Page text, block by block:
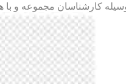
کارشناسان مجموعه و